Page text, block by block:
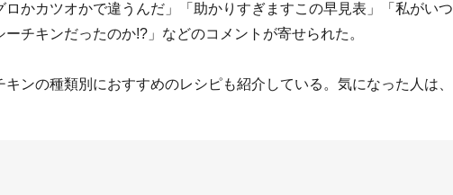
かカツオかで違うんだ」「助かりすぎますこの早見表」「私がいつ
チキンだったのか!?」などのコメントが寄せられた。
ンの種類別におすすめのレシピも紹介している。気になった人は、